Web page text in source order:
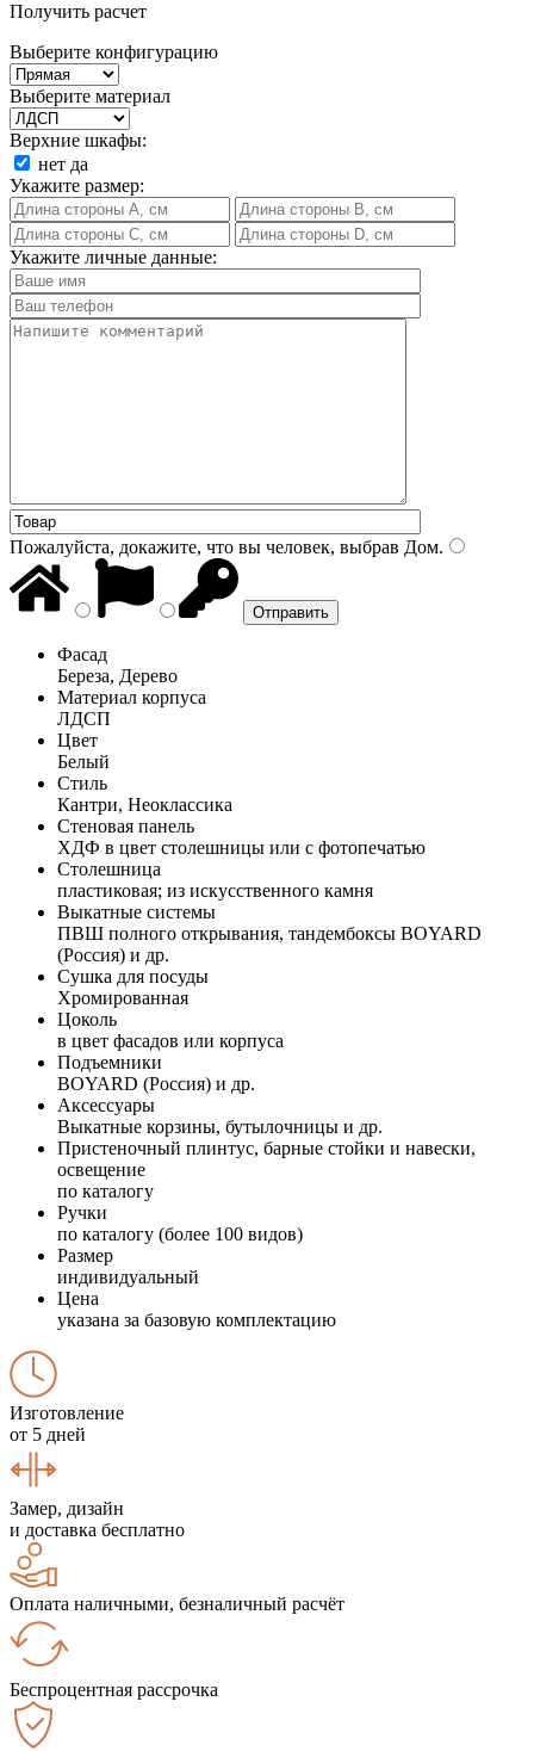
Получить расчет
Выберите конфигурацию
Выберите материал
Верхние шкафы:
нет да
Укажите размер:
Укажите личные данные:
Пожалуйста, докажите, что вы человек, выбрав Дом.
Фасад
Береза, Дерево
Материал корпуса
ЛДСП
Цвет
Белый
Стиль
Кантри, Неоклассика
Стеновая панель
ХДФ в цвет столешницы или с фотопечатью
Столешница
пластиковая; из искусственного камня
Выкатные системы
ПВШ полного открывания, тандембоксы BOYARD
(Россия) и др.
Сушка для посуды
Хромированная
Цоколь
в цвет фасадов или корпуса
Подъемники
BOYARD (Россия) и др.
Аксессуары
Выкатные корзины, бутылочницы и др.
Пристеночный плинтус, барные стойки и навески,
освещение
по каталогу
Ручки
по каталогу (более 100 видов)
Размер
индивидуальный
Цена
указана за базовую комплектацию
Изготовление
от 5 дней
Замер, дизайн
и доставка бесплатно
Оплата наличными, безналичный расчёт
Беспроцентная рассрочка